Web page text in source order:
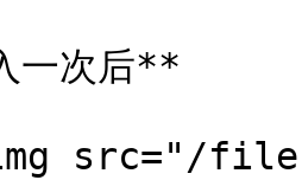
一次后**
src="/files/